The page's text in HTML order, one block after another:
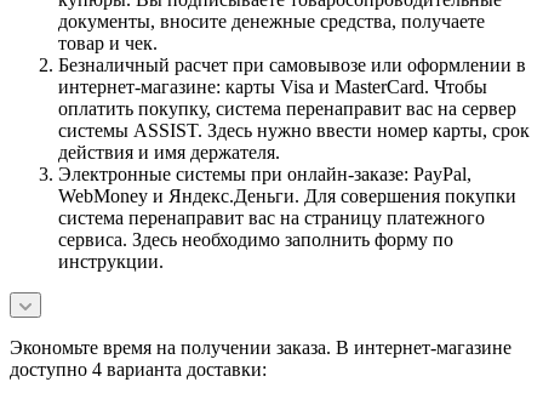
документы, вносите денежные средства, получаете
товар и чек.
Безналичный расчет при самовывозе или оформлении в
интернет-магазине: карты Visa и MasterCard. Чтобы
оплатить покупку, система перенаправит вас на сервер
системы ASSIST. Здесь нужно ввести номер карты, срок
действия и имя держателя.
Электронные системы при онлайн-заказе: PayPal,
WebMoney и Яндекс.Деньги. Для совершения покупки
система перенаправит вас на страницу платежного
сервиса. Здесь необходимо заполнить форму по
инструкции.
Экономьте время на получении заказа. В интернет-магазине
доступно 4 варианта доставки: